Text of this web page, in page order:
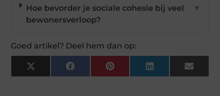
Hoe bevorder je sociale cohesie bij veel
bewonersverloop?
▼
Goed artikel? Deel hem dan op:
X
(Twitter)
FacebookPinterestLinkedIn Email